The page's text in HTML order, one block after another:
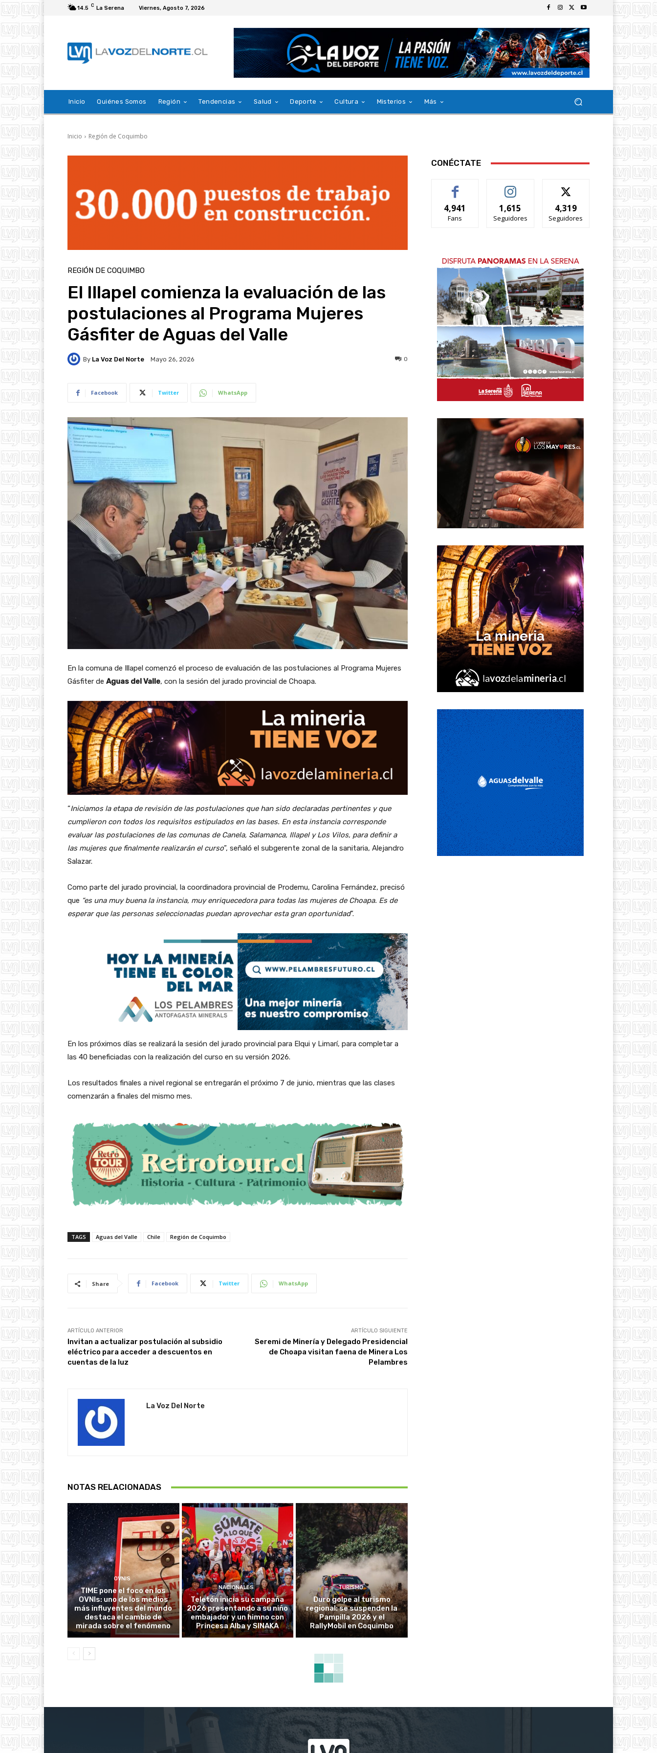
14.5 C La Serena Viernes, Agosto 7, 2026
Inicio Quiénes Somos Región Tendencias Salud Deporte Cultura Misterios Más
Inicio Región de Coquimbo
REGIÓN DE COQUIMBO
El Illapel comienza la evaluación de las
postulaciones al Programa Mujeres
Gásfiter de Aguas del Valle
By La Voz Del Norte Mayo 26, 2026 0
Facebook Twitter WhatsApp
En la comuna de Illapel comenzó el proceso de evaluación de las postulaciones al Programa Mujeres
Gásfiter de Aguas del Valle, con la sesión del jurado provincial de Choapa.
“Iniciamos la etapa de revisión de las postulaciones que han sido declaradas pertinentes y que
cumplieron con todos los requisitos estipulados en las bases. En esta instancia corresponde
evaluar las postulaciones de las comunas de Canela, Salamanca, Illapel y Los Vilos, para definir a
las mujeres que finalmente realizarán el curso”, señaló el subgerente zonal de la sanitaria, Alejandro
Salazar.
Como parte del jurado provincial, la coordinadora provincial de Prodemu, Carolina Fernández, precisó
que “es una muy buena la instancia, muy enriquecedora para todas las mujeres de Choapa. Es de
esperar que las personas seleccionadas puedan aprovechar esta gran oportunidad”.
En los próximos días se realizará la sesión del jurado provincial para Elqui y Limarí, para completar a
las 40 beneficiadas con la realización del curso en su versión 2026.
Los resultados finales a nivel regional se entregarán el próximo 7 de junio, mientras que las clases
comenzarán a finales del mismo mes.
TAGS Aguas del Valle Chile Región de Coquimbo
Share Facebook Twitter WhatsApp
ARTÍCULO ANTERIOR
Invitan a actualizar postulación al subsidio
eléctrico para acceder a descuentos en
cuentas de la luz
ARTÍCULO SIGUIENTE
Seremi de Minería y Delegado Presidencial
de Choapa visitan faena de Minera Los
Pelambres
La Voz Del Norte
NOTAS RELACIONADAS
OVNIS
TIME pone el foco en los
OVNIs: uno de los medios
más influyentes del mundo
destaca el cambio de
mirada sobre el fenómeno
NACIONALES
Teletón inicia su campaña
2026 presentando a su niño
embajador y un himno con
Princesa Alba y SINAKA
TURISMO
Duro golpe al turismo
regional: se suspenden la
Pampilla 2026 y el
RallyMobil en Coquimbo
CONÉCTATE
4,941
Fans
1,615
Seguidores
4,319
Seguidores